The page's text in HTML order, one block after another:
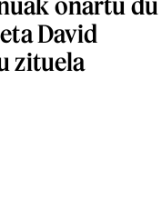
David
zituela